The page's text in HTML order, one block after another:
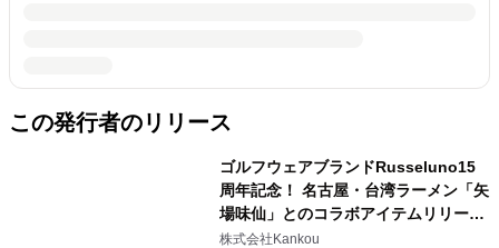
この発行者のリリース
ゴルフウェアブランドRusseluno15
周年記念！ 名古屋・台湾ラーメン「矢
場味仙」とのコラボアイテムリリー
ス！
株式会社Kankou